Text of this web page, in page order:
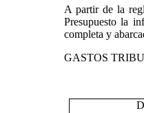
A partir de la
Presupuesto la
completa y
GASTOS